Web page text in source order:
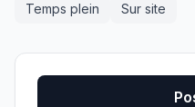
Temps plein Sur site